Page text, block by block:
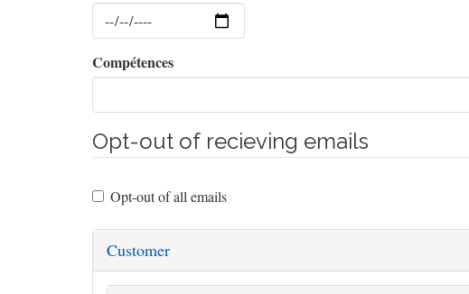
Date
Compétences
Opt-out of recieving emails
Opt-out of all emails
Customer